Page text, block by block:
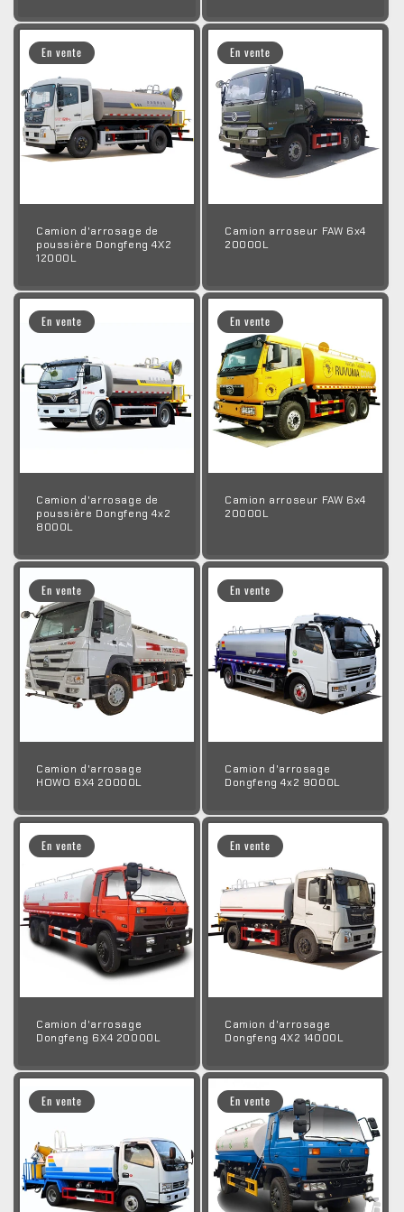
En vente
Camion d'arrosage de
poussière Dongfeng 4X2
12000L
En vente
Camion arroseur FAW 6x4
20000L
En vente
Camion d'arrosage de
poussière Dongfeng 4x2
8000L
En vente
Camion arroseur FAW 6x4
20000L
En vente
Camion d'arrosage
HOWO 6X4 20000L
En vente
Camion d'arrosage
Dongfeng 4x2 9000L
En vente
Camion d'arrosage
Dongfeng 6X4 20000L
En vente
Camion d'arrosage
Dongfeng 4X2 14000L
En vente En vente